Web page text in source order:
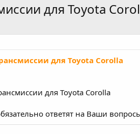
для Toyota
для Toyota Corolla
для Toyota Corolla
ответят на Ваши